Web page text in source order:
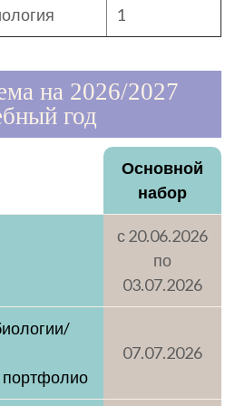
1
на 2026/2027
год
Основной
набор
с 20.06.2026
по
03.07.2026
портфолио
07.07.2026